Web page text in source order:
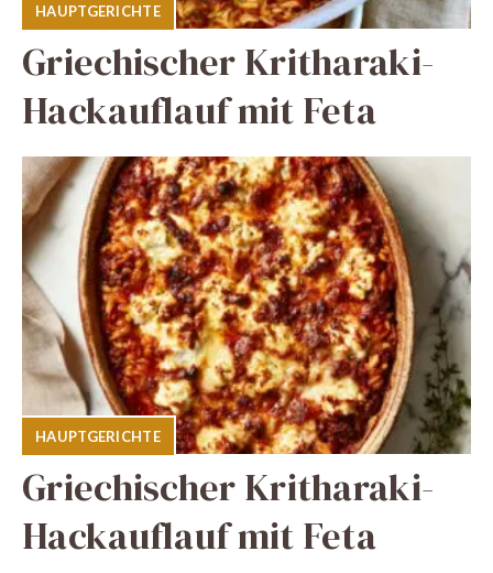
HAUPTGERICHTE
Griechischer Kritharaki-
Hackauflauf mit Feta
HAUPTGERICHTE
Griechischer Kritharaki-
Hackauflauf mit Feta